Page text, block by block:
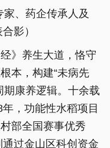
家、药企传承人及
影）
》养生大道，恪守
本，构建“未病先
期康养逻辑。十余载
，功能性水稻项目
部全国赛事优秀
过金山区科创资金